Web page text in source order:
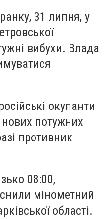
31 липня, у
вибухи. Влада
окупанти
потужних
противник
08:00,
мінометний
області.